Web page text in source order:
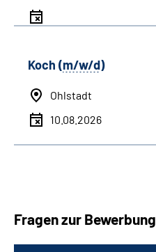
Koch (m/w/d)
Ohlstadt
10.08.2026
Fragen zur Bewerbung